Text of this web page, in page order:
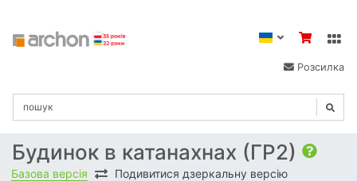
Розсилка
Будинок в катанахнах (ГР2)
Базова версія Подивитися дзеркальну версію